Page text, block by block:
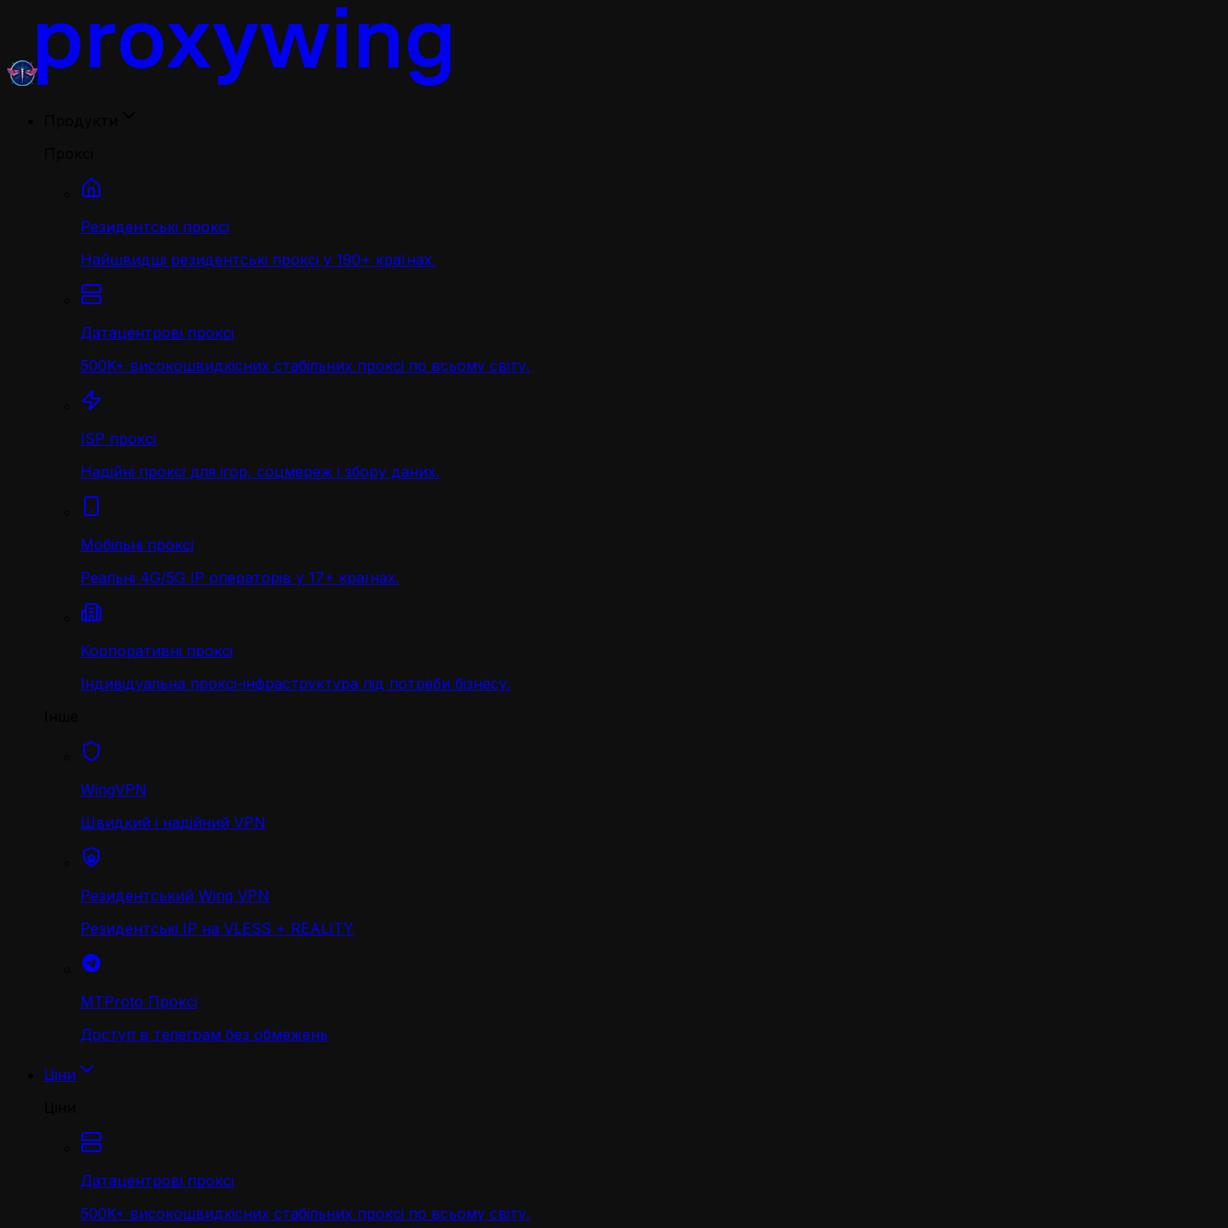
Резидентські проксі
Найшвидші резидентські проксі у 190+ країнах.
Датацентрові проксі
500K+ високошвидкісних стабільних проксі по всьому світу.
ISP проксі
Надійні проксі для ігор, соцмереж і збору даних.
Мобільні проксі
Реальні 4G/5G IP операторів у 17+ країнах.
Корпоративні проксі
Індивідуальна проксі-інфраструктура під потреби бізнесу.
WingVPN
Швидкий і надійний VPN
Резидентський Wing VPN
Резидентські IP на VLESS + REALITY
MTProto Проксі
Доступ в телеграм без обмежень
Ціни
Датацентрові проксі
500K+ високошвидкісних стабільних проксі по всьому світу.